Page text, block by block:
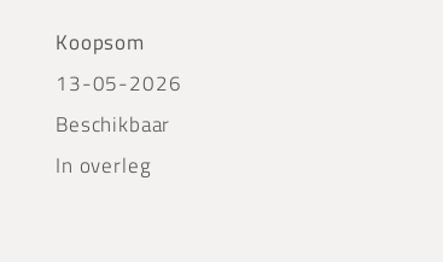
Koopsom
13-05-2026
Beschikbaar
In overleg